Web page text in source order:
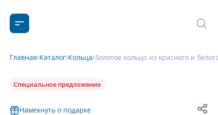
Главная Каталог Кольца Золотое кольцо из красного и
Специальное предложение
Намекнуть о подарке